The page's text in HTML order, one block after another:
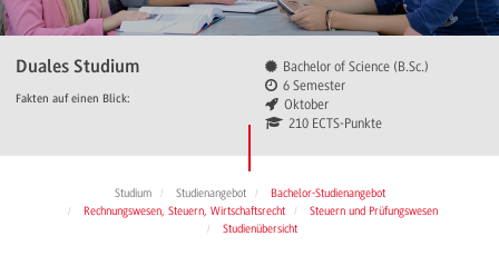
Duales Studium
Fakten auf einen Blick:
Bachelor of Science (B.Sc.)
6 Semester
Oktober
210 ECTS-Punkte
Studium Studienangebot
Bachelor-Studienangebot
Rechnungswesen, Steuern, Wirtschaftsrecht
Steuern und Prüfungswesen
Studienübersicht